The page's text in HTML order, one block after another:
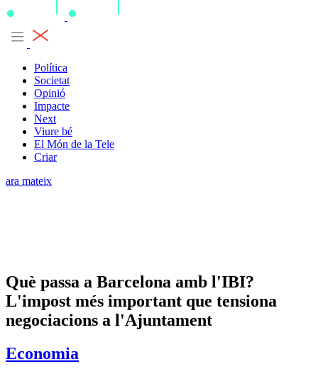
Política
Societat
Opinió
Impacte
Next
Viure bé
El Món de la Tele
Criar
ara mateix
Què passa a Barcelona amb l'IBI?
L'impost més important que tensiona
negociacions a l'Ajuntament
Economia